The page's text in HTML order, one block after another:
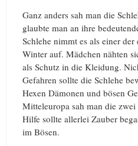
Ganz anders sah man die
glaubte man an ihre
Schlehe nimmt es als einer
Winter auf. Mädchen nähten
als Schutz in die Kleidung.
Gefahren sollte die Schlehe
Hexen Dämonen und bösen
Mitteleuropa sah man die
Hilfe sollte allerlei Zauber
im Bösen.